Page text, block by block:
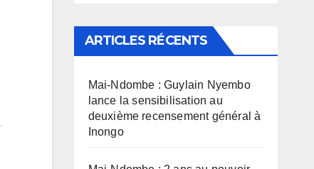
ARTICLES RÉCENTS
Mai-Ndombe : Guylain Nyembo
lance la sensibilisation au
deuxième recensement général à
Inongo